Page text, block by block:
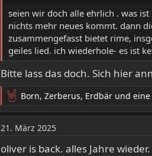
o
e
n
seien wir doch alle ehrlich . was
nichts mehr neues kommt. dann
zusammengefasst bietet rime,
geiles lied. ich wiederhole- es ist
Bitte lass das doch. Sich hier
R
e
a
k
t
Born, Zerberus, Erdbär und eine
21. März 2025
oliver is back. alles Jahre wieder.